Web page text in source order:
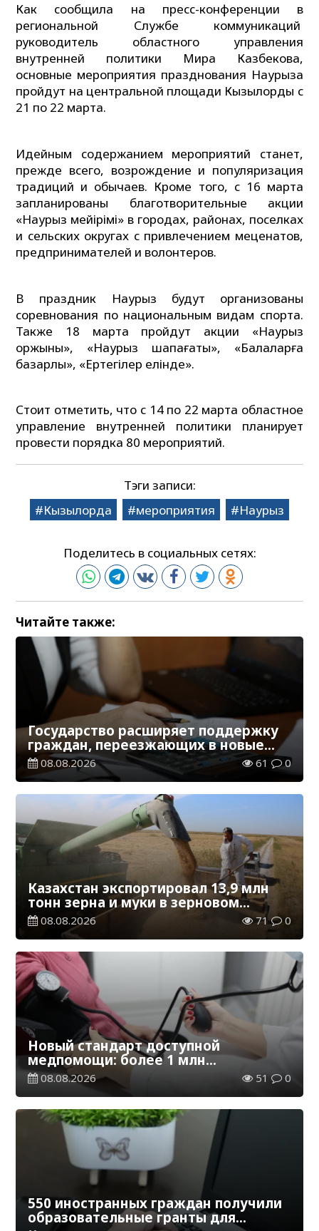
Как сообщила на пресс-конференции в
региональной Службе коммуникаций
руководитель областного управления
внутренней политики Мира Казбекова,
основные мероприятия празднования Наурыза
пройдут на центральной площади Кызылорды с
21 по 22 марта.
Идейным содержанием мероприятий станет,
прежде всего, возрождение и популяризация
традиций и обычаев. Кроме того, с 16 марта
запланированы благотворительные акции
«Наурыз мейірімі» в городах, районах, поселках
и сельских округах с привлечением меценатов,
предпринимателей и волонтеров.
В праздник Наурыз будут организованы
соревнования по национальным видам спорта.
Также 18 марта пройдут акции «Наурыз
қоржыны», «Наурыз шапағаты», «Балаларға
базарлық», «Ертегілер елінде».
Стоит отметить, что с 14 по 22 марта областное
управление внутренней политики планирует
провести порядка 80 мероприятий.
Тэги записи:
Кызылорда
мероприятия Наурыз
Поделитесь в социальных сетях:
Читайте также:
Государство расширяет поддержку
граждан, переезжающих в новые
регионы для работы
08.08.2026 61 0
Казахстан экспортировал 13,9 млн
тонн зерна и муки в зерновом
эквиваленте
08.08.2026 71 0
Новый стандарт доступной
медпомощи: более 1 млн
казахстанцев получили
телемедицинские услуги
08.08.2026 51 0
550 иностранных граждан получили
образовательные гранты для